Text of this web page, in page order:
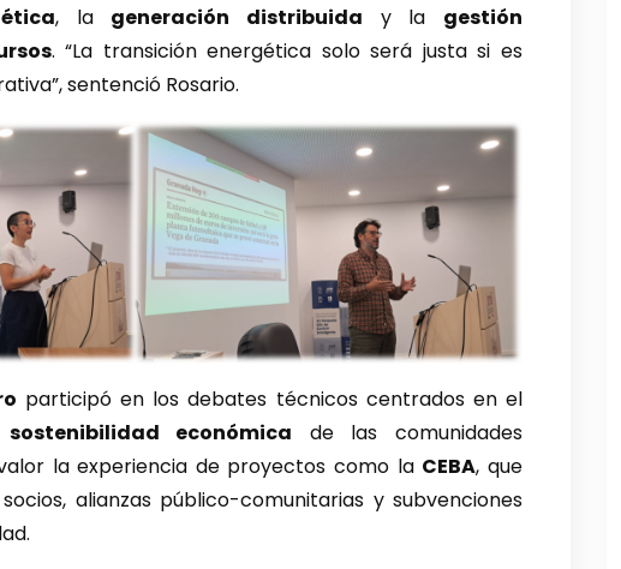
, la generación distribuida y la gestión
. “La transición energética solo será justa si es
sentenció Rosario.
participó en los debates técnicos centrados en el
económica de las comunidades
la experiencia de proyectos como la CEBA, que
alianzas público-comunitarias y subvenciones